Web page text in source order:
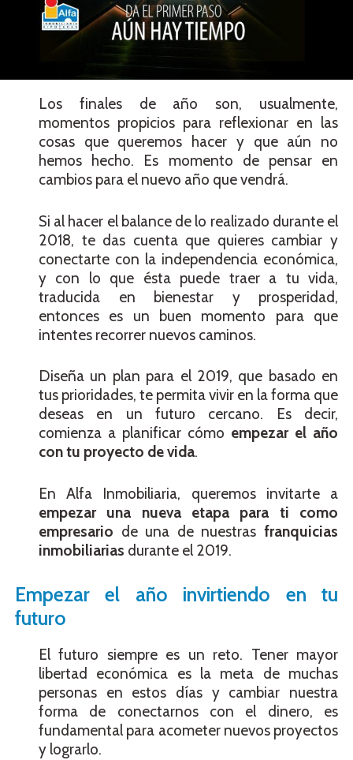
Los finales de año son, usualmente,
momentos propicios para reflexionar en las
cosas que queremos hacer y que aún no
hemos hecho. Es momento de pensar en
cambios para el nuevo año que vendrá.
Si al hacer el balance de lo realizado durante el
2018, te das cuenta que quieres cambiar y
conectarte con la independencia económica,
y con lo que ésta puede traer a tu vida,
traducida en bienestar y prosperidad,
entonces es un buen momento para que
intentes recorrer nuevos caminos.
Diseña un plan para el 2019, que basado en
tus prioridades, te permita vivir en la forma que
deseas en un futuro cercano. Es decir,
comienza a planificar cómo empezar el año
con tu proyecto de vida.
En Alfa Inmobiliaria, queremos invitarte a
empezar una nueva etapa para ti como
empresario de una de nuestras franquicias
inmobiliarias durante el 2019.
Empezar el año invirtiendo en tu
futuro
El futuro siempre es un reto. Tener mayor
libertad económica es la meta de muchas
personas en estos días y cambiar nuestra
forma de conectarnos con el dinero, es
fundamental para acometer nuevos proyectos
y lograrlo.